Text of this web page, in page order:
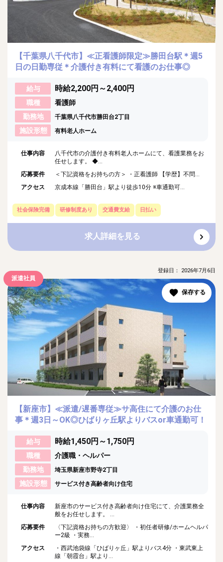
【千葉県八千代市】≪正看護師限定≫勝田台駅＊週5
日の日勤専従＊介護付き有料にて看護のお仕事◎
給与 時給2,200円～2,400円
職種
看護師
勤務地
千葉県八千代市勝田台2丁目
施設形態 有料老人ホーム
仕事内容
八千代市の介護付き有料老人ホームにて、看護業務をお
任せします。 ◆...
応募要件
＜下記資格をお持ちの方＞ ・正看護師 【学歴】不問...
アクセス
京成本線「勝田台」駅より徒歩10分 ※車通勤可...
社会保険完備 研修制度あり 交通費支給 日払い
求人詳細を見る
派遣社員
登録日： 2026年7月6日
【新座市】≪派遣/遅番専従≫サ高住にて介護のお仕
事＊週3日～OK◎ひばりヶ丘駅よりバスor車通勤可！
給与 時給1,450円～1,750円
職種
介護職・ヘルパー
勤務地
埼玉県新座市野寺2丁目
施設形態 サービス付き高齢者向け住宅
仕事内容
新座市のサービス付き高齢者向け住宅にて、介護業務全
般をお任せします。 ...
応募要件
〈下記資格お持ちの方歓迎〉 ・初任者研修/ホームヘルパ
ー2級 ・実務...
アクセス
・西武池袋線「ひばりヶ丘」駅よりバス4分 ・東武東上
線「朝霞台」駅より...